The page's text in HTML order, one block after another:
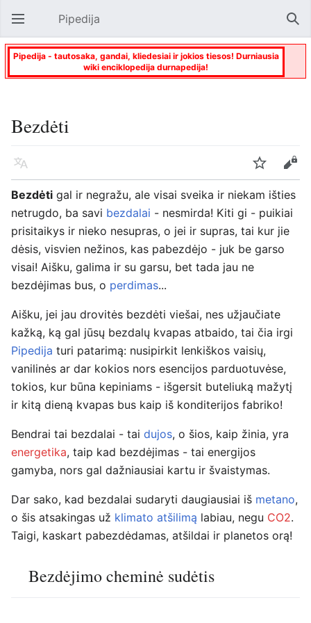
Atverti pagrindinį meniu Pipedija
Pipedija - tautosaka, gandai, kliedesiai ir jokios tiesos! Durniausia
wiki enciklopedija durnapedija!
Bezdėti
Kalba Stebėti
Keisti
Bezdėti gal ir negražu, ale visai sveika ir niekam išties
netrugdo, ba savi bezdalai - nesmirda! Kiti gi - puikiai
prisitaikys ir nieko nesupras, o jei ir supras, tai kur jie
dėsis, visvien nežinos, kas pabezdėjo - juk be garso
visai! Aišku, galima ir su garsu, bet tada jau ne
bezdėjimas bus, o perdimas...
Aišku, jei jau drovitės bezdėti viešai, nes užjaučiate
kažką, ką gal jūsų bezdalų kvapas atbaido, tai čia irgi
Pipedija turi patarimą: nusipirkit lenkiškos vaisių,
vanilinės ar dar kokios nors esencijos parduotuvėse,
tokios, kur būna kepiniams - išgersit buteliuką mažytį
ir kitą dieną kvapas bus kaip iš konditerijos fabriko!
Bendrai tai bezdalai - tai dujos, o šios, kaip žinia, yra
energetika, taip kad bezdėjimas - tai energijos
gamyba, nors gal dažniausiai kartu ir švaistymas.
Dar sako, kad bezdalai sudaryti daugiausiai iš metano,
o šis atsakingas už klimato atšilimą labiau, negu CO2.
Taigi, kaskart pabezdėdamas, atšildai ir planetos orą!
Bezdėjimo cheminė sudėtis